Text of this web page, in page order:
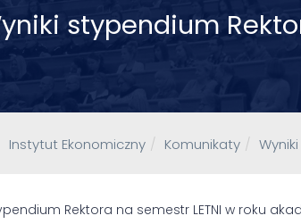
stypendium
Instytut Ekonomiczny Komunikaty
Rektora na semestr LETNI w roku